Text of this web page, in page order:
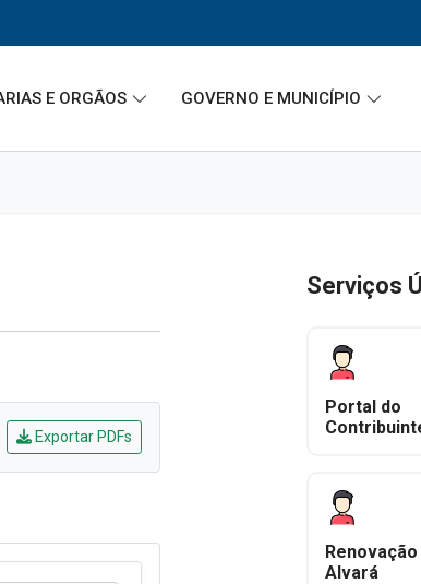
E ORGÃOS GOVERNO E MUNICÍPIO
Exportar PDFs
Serviços
Portal do
Renovação
Alvará